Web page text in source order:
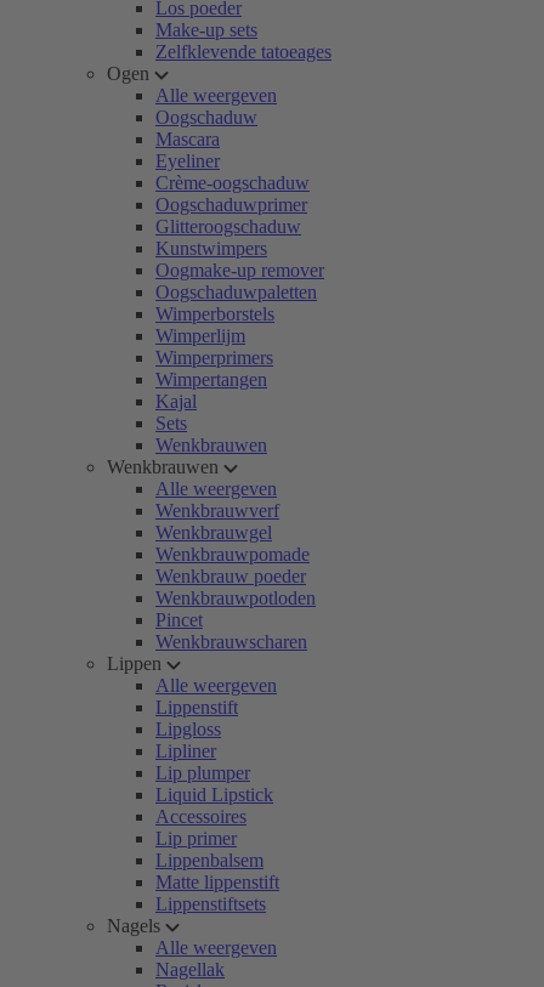
Los poeder
Make-up sets
Zelfklevende tatoeages
Ogen
Alle weergeven
Oogschaduw
Mascara
Eyeliner
Crème-oogschaduw
Oogschaduwprimer
Glitteroogschaduw
Kunstwimpers
Oogmake-up remover
Oogschaduwpaletten
Wimperborstels
Wimperlijm
Wimperprimers
Wimpertangen
Kajal
Sets
Wenkbrauwen
Wenkbrauwen
Alle weergeven
Wenkbrauwverf
Wenkbrauwgel
Wenkbrauwpomade
Wenkbrauw poeder
Wenkbrauwpotloden
Pincet
Wenkbrauwscharen
Lippen
Alle weergeven
Lippenstift
Lipgloss
Lipliner
Lip plumper
Liquid Lipstick
Accessoires
Lip primer
Lippenbalsem
Matte lippenstift
Lippenstiftsets
Nagels
Alle weergeven
Nagellak